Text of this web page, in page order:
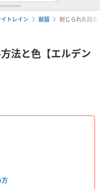
トレイン 献器 封じられた隠者
法と色【エルデン
方